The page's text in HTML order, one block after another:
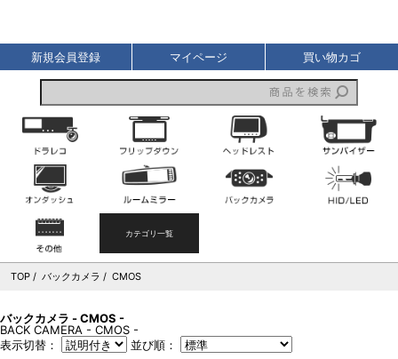
新規会員登録 マイページ 買い物カゴ
フリップダウンモニター ヘッドレストモニター
オンダッシュモニター ルームミラーモニター バックカメラ
カテゴリ一覧
TOP バックカメラ CMOS
バックカメラ - CMOS -
BACK CAMERA - CMOS -
表示切替：
並び順：